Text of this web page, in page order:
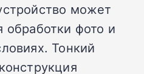
может
обработки фото и
Тонкий